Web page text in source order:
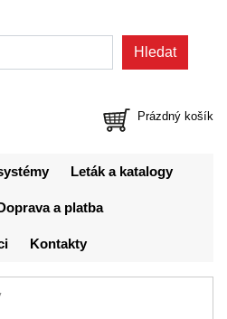
Prázdný košík
Leták a katalogy
Doprava a platba
Kontakty